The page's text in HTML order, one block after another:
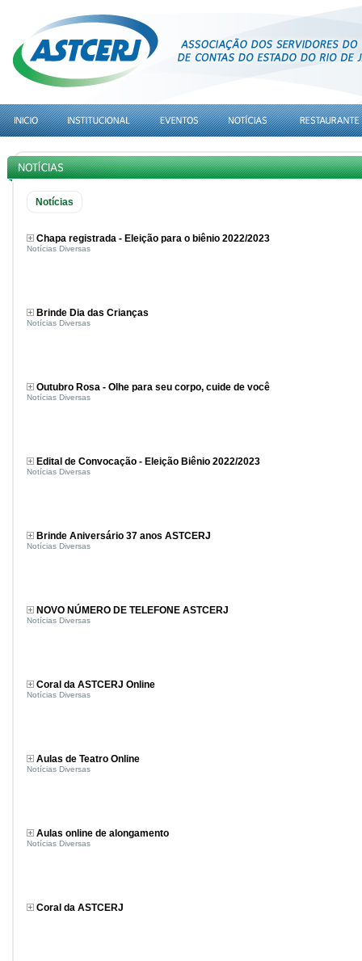
Notícias
Chapa registrada - Eleição para o biênio 2022/2023
Notícias Diversas
Brinde Dia das Crianças
Notícias Diversas
Outubro Rosa - Olhe para seu corpo, cuide de você
Notícias Diversas
Edital de Convocação - Eleição Biênio 2022/2023
Notícias Diversas
Brinde Aniversário 37 anos ASTCERJ
Notícias Diversas
NOVO NÚMERO DE TELEFONE ASTCERJ
Notícias Diversas
Coral da ASTCERJ Online
Notícias Diversas
Aulas de Teatro Online
Notícias Diversas
Aulas online de alongamento
Notícias Diversas
Coral da ASTCERJ